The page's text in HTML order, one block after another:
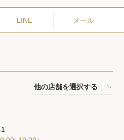
LINE メール
他の店舗を選択する